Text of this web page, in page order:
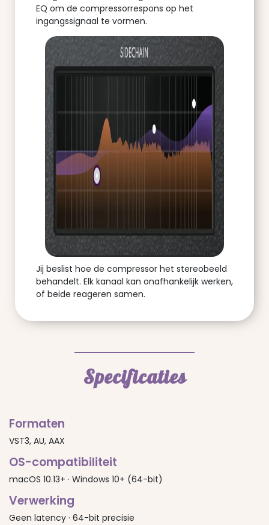
EQ om de compressorrespons op het
ingangssignaal te vormen.
Jij beslist hoe de compressor het stereobeeld
behandelt. Elk kanaal kan onafhankelijk werken,
of beide reageren samen.
Specificaties
Formaten
VST3, AU, AAX
OS-compatibiliteit
macOS 10.13+ · Windows 10+ (64-bit)
Verwerking
Geen latency · 64-bit precisie